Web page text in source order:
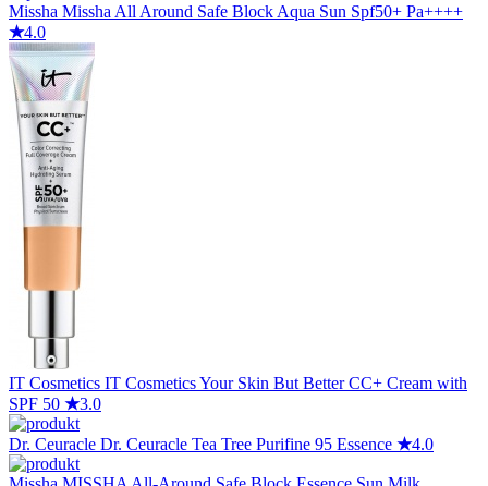
Missha Missha All Around Safe Block Aqua Sun Spf50+ Pa++++
★4.0
IT Cosmetics IT Cosmetics Your Skin But Better CC+ Cream with
SPF 50 ★3.0
Dr. Ceuracle Dr. Ceuracle Tea Tree Purifine 95 Essence ★4.0